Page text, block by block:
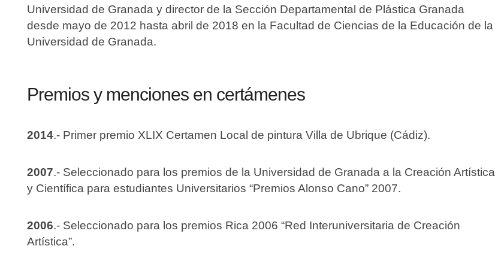
Universidad de Granada y director de la Sección Departamental de Plástica Granada
desde mayo de 2012 hasta abril de 2018 en la Facultad de Ciencias de la Educación de la
Universidad de Granada.
Premios y menciones en certámenes
2014.- Primer premio XLIX Certamen Local de pintura Villa de Ubrique (Cádiz).
2007.- Seleccionado para los premios de la Universidad de Granada a la Creación Artística
y Científica para estudiantes Universitarios “Premios Alonso Cano” 2007.
2006.- Seleccionado para los premios Rica 2006 “Red Interuniversitaria de Creación
Artística”.